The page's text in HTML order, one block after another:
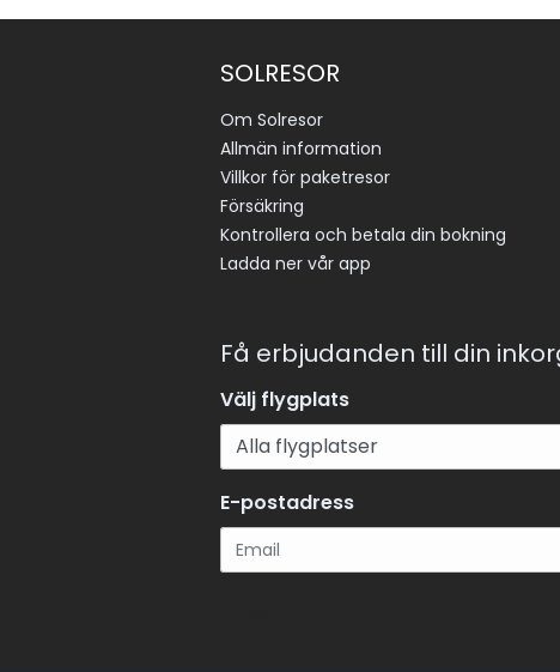
SOLRESOR
Om Solresor
Allmän information
Villkor för paketresor
Försäkring
Kontrollera och betala din bokning
Ladda ner vår app
Få erbjudanden till din
Välj flygplats
E-postadress